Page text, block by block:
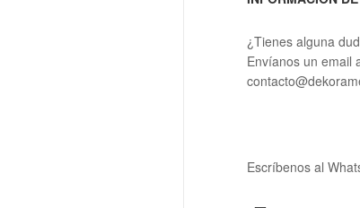
¿Tienes alguna
Envíanos un email
Escríbenos al